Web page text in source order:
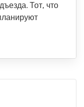
Тот, что